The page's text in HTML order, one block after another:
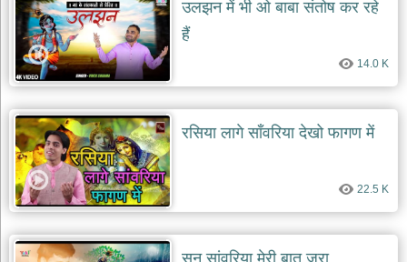
उलझन में भी ओ बाबा संतोष कर रहे
हैं
14.0 K
रसिया लागे साँवरिया देखो फागण में
22.5 K